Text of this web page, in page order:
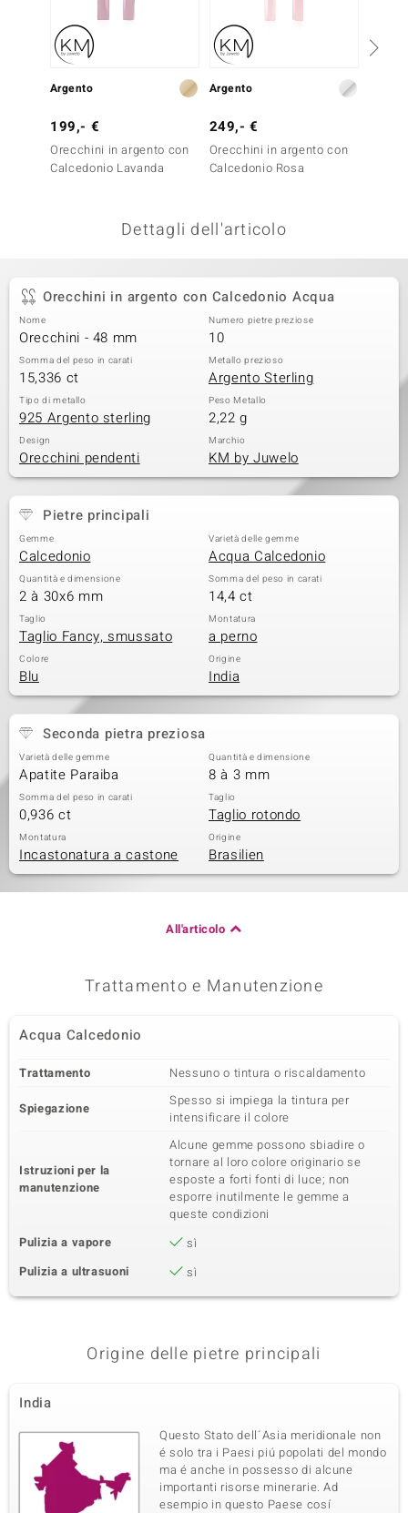
by de Melo
Argento
199,- €
Orecchini in argento con
Calcedonio Lavanda
Argento
249,- €
Orecchini in argento con
Calcedonio Rosa
Dettagli dell'articolo
Orecchini in argento con Calcedonio Acqua
Nome
Orecchini - 48 mm
Numero pietre preziose
10
Somma del peso in carati
15,336 ct
Metallo prezioso
Argento Sterling
Tipo di metallo
925 Argento sterling
Peso Metallo
2,22 g
Design
Orecchini pendenti
Marchio
KM by Juwelo
Pietre principali
Gemme
Calcedonio
Varietà delle gemme
Acqua Calcedonio
Quantità e dimensione
2 à 30x6 mm
Somma del peso in carati
14,4 ct
Taglio
Taglio Fancy, smussato
Montatura
a perno
Colore
Blu
Origine
India
Seconda pietra preziosa
Varietà delle gemme
Apatite Paraiba
Quantità e dimensione
8 à 3 mm
Somma del peso in carati
0,936 ct
Taglio
Taglio rotondo
Montatura
Incastonatura a castone
Origine
Brasilien
All'articolo
Trattamento e Manutenzione
Acqua Calcedonio
Trattamento Nessuno o tintura o riscaldamento
Spiegazione
Spesso si impiega la tintura per
intensificare il colore
Istruzioni per la
manutenzione
Alcune gemme possono sbiadire o
tornare al loro colore originario se
esposte a forti fonti di luce; non
esporre inutilmente le gemme a
queste condizioni
Pulizia a vapore
sì
Pulizia a ultrasuoni
sì
Origine delle pietre principali
India
Questo Stato dell´Asia meridionale non
é solo tra i Paesi piú popolati del mondo
ma é anche in possesso di alcune
importanti risorse minerarie. Ad
esempio in questo Paese cosí